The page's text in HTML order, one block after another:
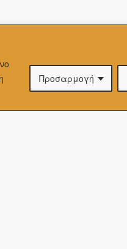
Προσαρμογή